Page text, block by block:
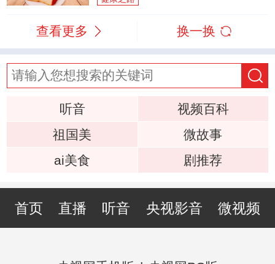
查看更多 换一换
听音
视频百科
祖国美
微故事
ai美食
剧推荐
首页 直播 听音 央视影音 微视频